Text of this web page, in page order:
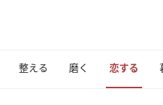
整える 磨く 恋する